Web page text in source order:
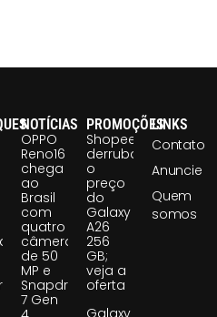
NOTÍCIAS
OPPO
Reno16
chega
ao
Brasil
com
quatro
câmeras
de 50
MP e
Snapdragon
7 Gen
PROMOÇÕES
Shopee
derruba
o
preço
do
Galaxy
A26
256
GB;
veja a
oferta
Galaxy
LINKS
Contato
Anuncie
Quem
somos